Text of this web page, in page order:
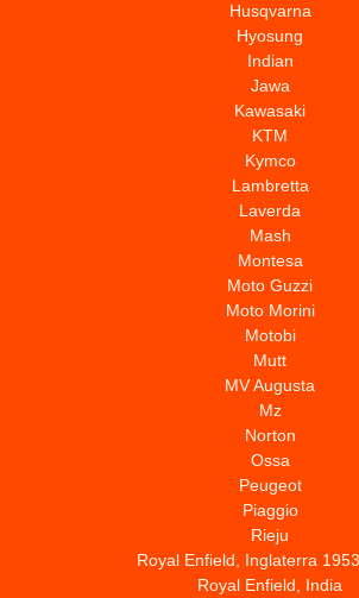
Husqvarna
Hyosung
Indian
Jawa
Kawasaki
KTM
Kymco
Lambretta
Laverda
Mash
Montesa
Moto Guzzi
Moto Morini
Motobi
Mutt
MV Augusta
Mz
Norton
Ossa
Peugeot
Piaggio
Rieju
Royal Enfield, Inglaterra
Royal Enfield, India